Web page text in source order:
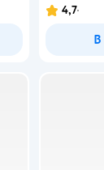
4,7
В